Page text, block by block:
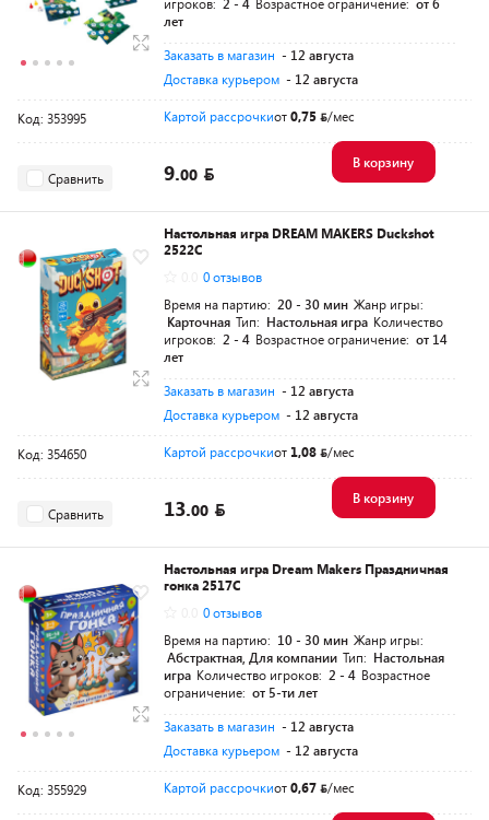
лет
Заказать в магазин - 12 августа
Доставка курьером - 12 августа
Код: 353995 Картой рассрочкиот0,75 /мес
Сравнить 9.00
В корзину
Настольная игра DREAM MAKERS Duckshot
2522C
0 отзывов
Время на партию: 20 - 30 мин Жанр игры:
Карточная Тип: Настольная игра Количество
игроков: 2 - 4 Возрастное ограничение: от 14
лет
Заказать в магазин - 12 августа
Доставка курьером - 12 августа
Код: 354650 Картой рассрочкиот 1,08 /мес
Сравнить 13.00
В корзину
Настольная игра Dream Makers Праздничная
гонка 2517C
0 отзывов
Время на партию: 10 - 30 мин Жанр игры:
Абстрактная, Для компании Тип: Настольная
игра Количество игроков: 2 - 4 Возрастное
ограничение: от 5-ти лет
Заказать в магазин - 12 августа
Доставка курьером - 12 августа
Код: 355929 Картой рассрочкиот0,67 /мес